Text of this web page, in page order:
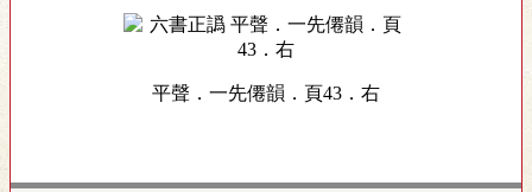
平聲．一先僊韻．頁43．右